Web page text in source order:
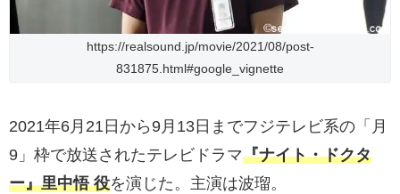
https://realsound.jp/movie/2021/08/post-
831875.html#google_vignette
2021年6月21日から9月13日までフジテレビ系の「月
9」枠で放送されたテレビドラマ『ナイト・ドクタ
ー』里中悟 役を演じた。主演は波瑠。